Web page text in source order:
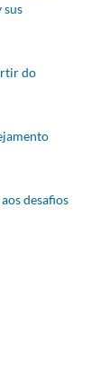
sus
do
desafios